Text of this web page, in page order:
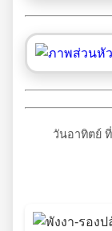
วันอาทิตย์